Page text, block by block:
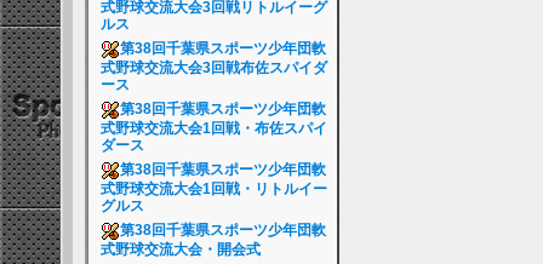
式野球交流大会3回戦リトルイーグ
ルス
第38回千葉県スポーツ少年団軟
式野球交流大会3回戦布佐スパイダ
ース
第38回千葉県スポーツ少年団軟
式野球交流大会1回戦・布佐スパイ
ダース
第38回千葉県スポーツ少年団軟
式野球交流大会1回戦・リトルイー
グルス
第38回千葉県スポーツ少年団軟
式野球交流大会・開会式